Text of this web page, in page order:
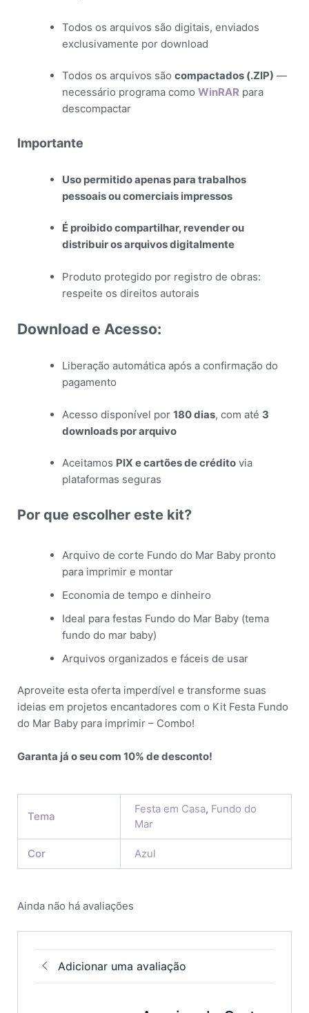
Todos os arquivos são digitais, enviados
exclusivamente por download
Todos os arquivos são compactados (.ZIP) —
necessário programa como WinRAR para
descompactar
Importante
Uso permitido apenas para trabalhos
pessoais ou comerciais impressos
É proibido compartilhar, revender ou
distribuir os arquivos digitalmente
Produto protegido por registro de obras:
respeite os direitos autorais
Download e Acesso:
Liberação automática após a confirmação do
pagamento
Acesso disponível por 180 dias, com até 3
downloads por arquivo
Aceitamos PIX e cartões de crédito via
plataformas seguras
Por que escolher este kit?
Arquivo de corte Fundo do Mar Baby pronto
para imprimir e montar
Economia de tempo e dinheiro
Ideal para festas Fundo do Mar Baby (tema
fundo do mar baby)
Arquivos organizados e fáceis de usar
Aproveite esta oferta imperdível e transforme suas
ideias em projetos encantadores com o Kit Festa Fundo
do Mar Baby para imprimir – Combo!
Garanta já o seu com 10% de desconto!
Tema
Festa em Casa, Fundo do
Mar
Cor Azul
Ainda não há avaliações
Adicionar uma avaliação